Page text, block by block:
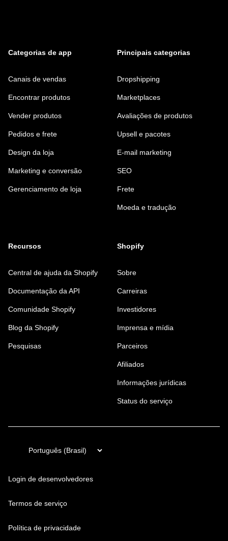
Categorias de app
Canais de vendas
Encontrar produtos
Vender produtos
Pedidos e frete
Design da loja
Marketing e conversão
Gerenciamento de loja
Principais categorias
Dropshipping
Marketplaces
Avaliações de produtos
Upsell e pacotes
E-mail marketing
SEO
Frete
Moeda e tradução
Recursos
Central de ajuda da Shopify
Documentação da API
Comunidade Shopify
Blog da Shopify
Pesquisas
Shopify
Sobre
Carreiras
Investidores
Imprensa e mídia
Parceiros
Afiliados
Informações jurídicas
Status do serviço
Login de desenvolvedores
Termos de serviço
Política de privacidade